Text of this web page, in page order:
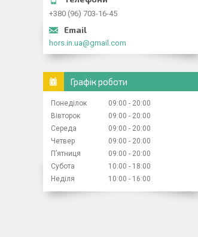
+380 (96) 703-16-45
hors.in.ua@gmail.com
Графік роботи
Понеділок 09:00
20:00
Вівторок
09:00
20:00
Середа
09:00
20:00
Четвер
09:00
20:00
Пʼятниця
09:00
20:00
Субота
10:00
18:00
Неділя
10:00 16:00